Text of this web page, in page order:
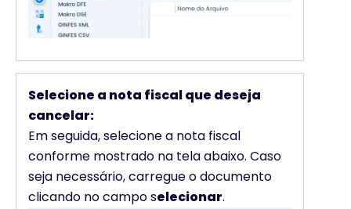
Selecione a nota fiscal que deseja
cancelar:
Em seguida, selecione a nota fiscal
conforme mostrado na tela abaixo. Caso
seja necessário, carregue o documento
clicando no campo selecionar.